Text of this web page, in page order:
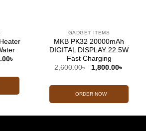
.
৳
3,200.00৳ .
GADGET ITEMS
MKB PK32 20000mAh
DIGITAL DISPLAY 22.5W
Fast Charging
2,600.00৳
Original
2,600.00৳ .
1,800.00৳
ORDER NOW